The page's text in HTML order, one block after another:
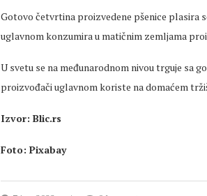
Gotovo četvrtina proizvedene pšenice plasira
uglavnom konzumira u matičnim zemljama
U svetu se na međunarodnom nivou trguje sa
proizvođači uglavnom koriste na domaćem
Izvor: Blic.rs
Foto: Pixabay